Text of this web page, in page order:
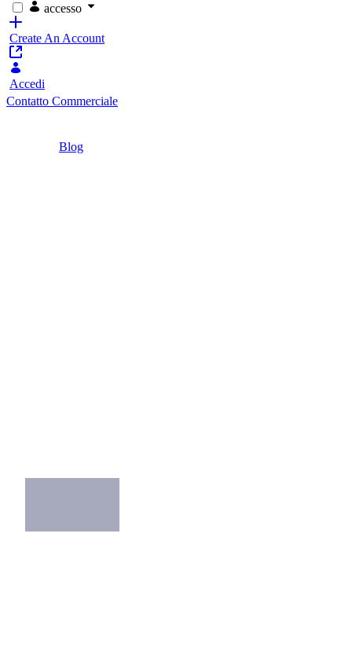
accesso
Create An Account
Accedi
Contatto Commerciale
Blog